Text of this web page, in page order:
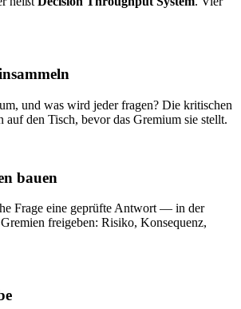
und was wird jeder fragen? Die kritischen
auf den Tisch, bevor das Gremium sie stellt.
bauen
Frage eine geprüfte Antwort — in der
freigeben: Risiko, Konsequenz,